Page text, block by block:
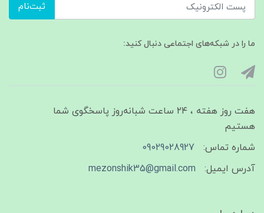
ثبت‌نام
ما را در شبکه‌های اجتماعی دنبال کنید:
هفت روز هفته ، ۲۴ ساعت شبانه‌روز پاسخگوی شما
هستیم
شماره تماس:
09029028927
آدرس ایمیل:
mezonshik35@gmail.com